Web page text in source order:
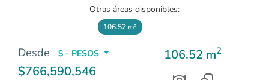
Otras áreas disponibles:
106.52 m²
Desde $ - PESOS
$766,590,546
106.52 m2